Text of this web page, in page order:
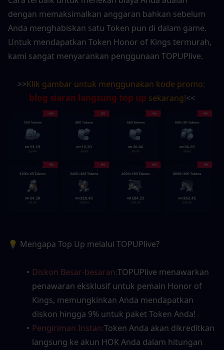
dengan memaksimalkan anggaran bahkan sebelum
Anda menghabiskan satu Token pun di dalam game.
Untuk mendapatkan Token Honor of Kings termurah,
kami sangat menyarankan penggunaan TOPUPlive.
>>
blog siaran langsung top up sekarang!<<
💡 Mengapa Top Up melalui TOPUPlive?
Diskon Besar-besaran:TOPUPlive menawarkan
penawaran eksklusif untuk pemain Honor of
Kings, memungkinkan Anda mendapatkan
diskon hingga 9% untuk paket Token Anda!
Pengiriman Instan:Token Anda akan dikreditkan
langsung ke akun HOK Anda dalam hitungan